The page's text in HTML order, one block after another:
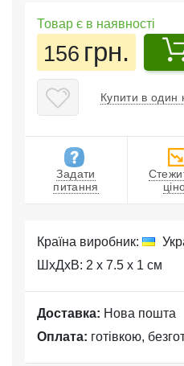
Товар є в наявності
156 грн.
Купити в один
Задати
питання
Країна виробник:
ШхДхВ: 2 x 7.5 x 1 см
Доставка: Нова пошта
Оплата: готівкою,